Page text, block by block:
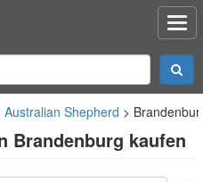
Australian Shepherd
Brandenburg kaufen